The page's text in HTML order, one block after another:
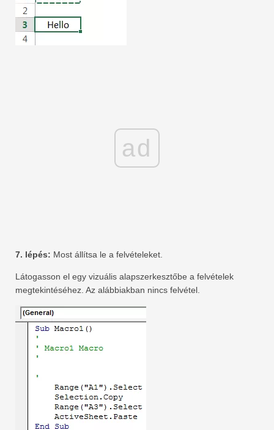
ad
7. lépés: Most állítsa le a felvételeket.
Látogasson el egy vizuális alapszerkesztőbe a felvételek
megtekintéséhez. Az alábbiakban nincs felvétel.